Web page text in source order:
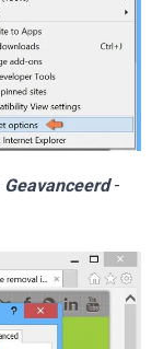
Geavanceerd -